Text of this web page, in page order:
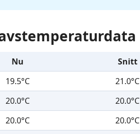
Nu Snitt
19.5°C
21.0°C
20.0°C
20.0°C
20.0°C
20.0°C